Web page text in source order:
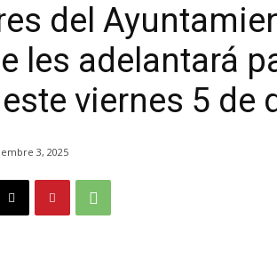
del
les adelantará
viernes 5 de
3, 2025